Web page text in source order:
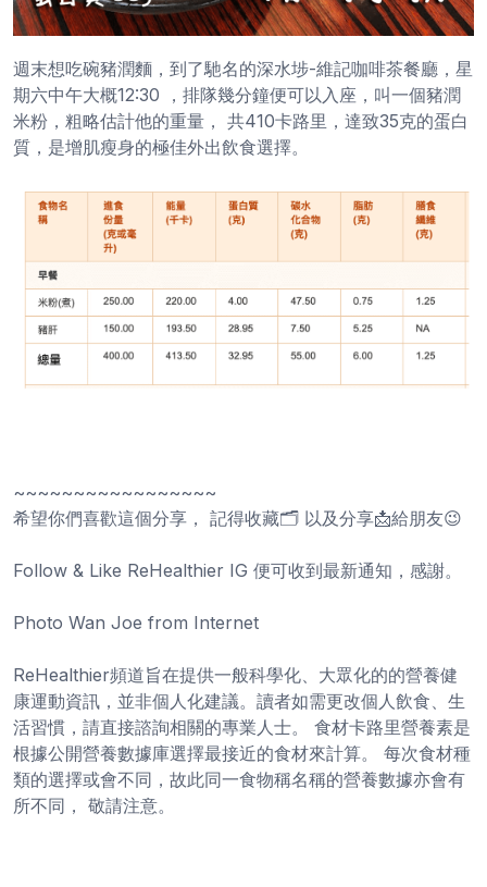
週末想吃碗豬潤麵，到了馳名的深水埗-維記咖啡茶餐廳，星
期六中午大概12:30 ，排隊幾分鐘便可以入座，叫一個豬潤
米粉，粗略估計他的重量， 共410卡路里，達致35克的蛋白
質，是增肌瘦身的極佳外出飲食選擇。
~~~~~~~~~~~~~~~~~
希望你們喜歡這個分享， 記得收藏🗂️ 以及分享📩給朋友😉
Follow & Like ReHealthier IG 便可收到最新通知，感謝。
Photo Wan Joe from Internet
ReHealthier頻道旨在提供一般科學化、大眾化的的營養健
康運動資訊，並非個人化建議。讀者如需更改個人飲食、生
活習慣，請直接諮詢相關的專業人士。 食材卡路里營養素是
根據公開營養數據庫選擇最接近的食材來計算。 每次食材種
類的選擇或會不同，故此同一食物稱名稱的營養數據亦會有
所不同， 敬請注意。